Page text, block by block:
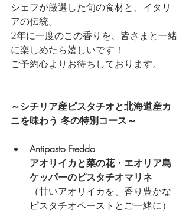
シェフが厳選した旬の食材と、イタリ
アの伝統。
2年に一度のこの香りを、皆さまと一緒
に楽しめたら嬉しいです！
ご予約心よりお待ちしております。
～シチリア産ピスタチオと北海道産カ
ニを味わう 冬の特別コース～
Antipasto Freddo
アオリイカと菜の花・エオリア島
ケッパーのピスタチオマリネ
（甘いアオリイカを、香り豊かな
ピスタチオペーストとご一緒に）